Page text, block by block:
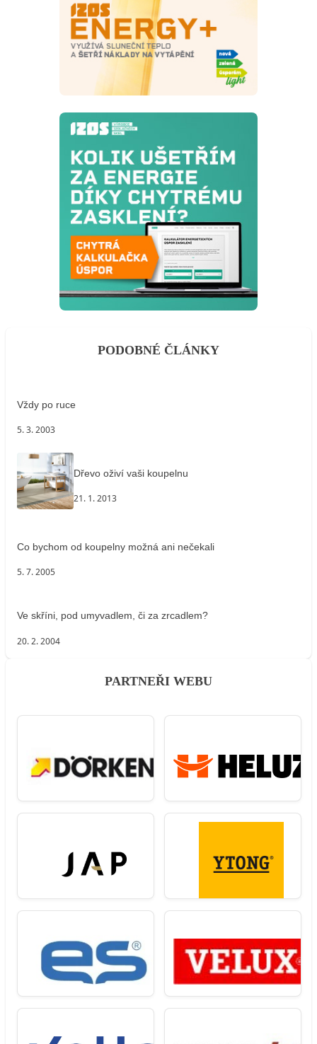
PODOBNÉ ČLÁNKY
Vždy po ruce
5. 3. 2003
Dřevo oživí vaši koupelnu
21. 1. 2013
Co bychom od koupelny možná ani nečekali
5. 7. 2005
Ve skříni, pod umyvadlem, či za zrcadlem?
20. 2. 2004
PARTNEŘI WEBU